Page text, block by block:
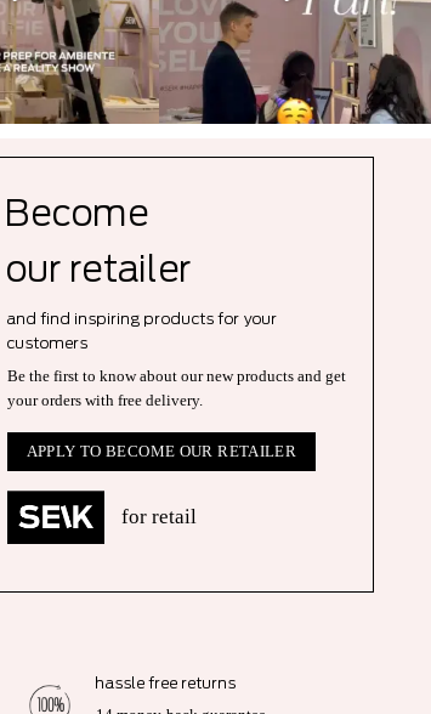
Become
our retailer
and find inspiring products for your
customers
Be the first to know about our new products and get
your orders with free delivery.
APPLY TO BECOME OUR RETAILER
for retail
hassle free returns